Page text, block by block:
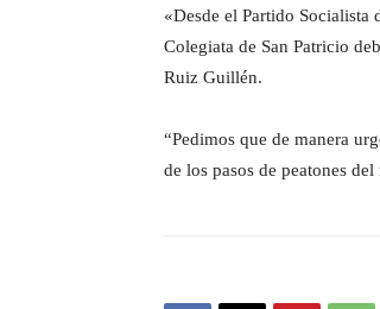
«Desde el Partido
Colegiata de San Patricio
Ruiz Guillén.
“Pedimos que de manera
de los pasos de peatones